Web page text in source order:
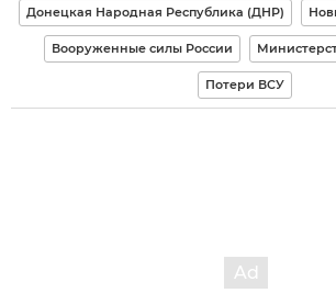
Донецкая Народная Республика (ДНР)
Вооруженные силы России
Потери ВСУ